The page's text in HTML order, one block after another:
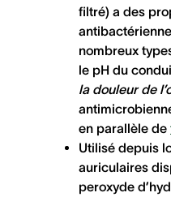
filtré) a des
nombreux
le pH du
la douleur de
en parallèle de
Utilisé depuis
auriculaires
peroxyde